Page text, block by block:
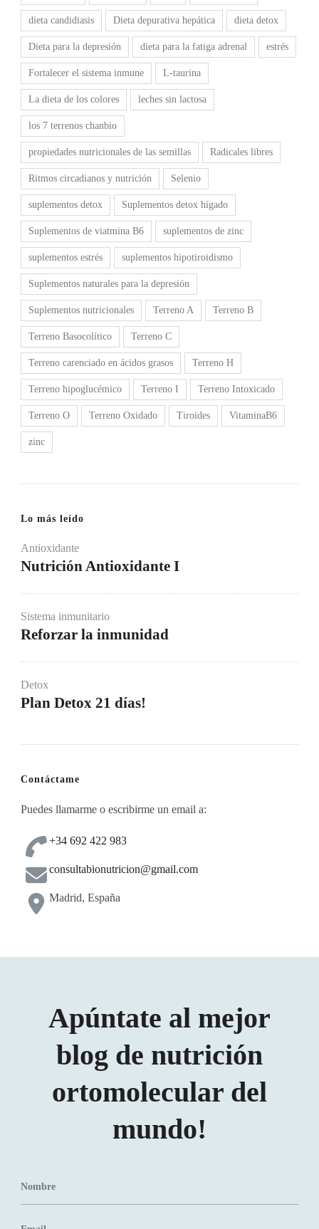
dieta candidiasis Dieta depurativa hepática dieta detox
Dieta para la depresión dieta para la fatiga adrenal estrés
Fortalecer el sistema inmune L-taurina
La dieta de los colores leches sin lactosa
los 7 terrenos chanbio
propiedades nutricionales de las semillas Radicales libres
Ritmos circadianos y nutrición Selenio
suplementos detox Suplementos detox hígado
Suplementos de viatmina B6 suplementos de zinc
suplementos estrés suplementos hipotiroidismo
Suplementos naturales para la depresión
Suplementos nutricionales Terreno A Terreno B
Terreno Basocolítico Terreno C
Terreno carenciado en ácidos grasos Terreno H
Terreno hipoglucémico Terreno I Terreno Intoxicado
Terreno O Terreno Oxidado Tiroides VitaminaB6
zinc
Lo más leído
Antioxidante
Nutrición Antioxidante I
Sistema inmunitario
Reforzar la inmunidad
Detox
Plan Detox 21 días!
Contáctame
Puedes llamarme o escribirme un email a:
+34 692 422 983
consultabionutricion@gmail.com
Madrid, España
Apúntate al mejor
blog de nutrición
ortomolecular del
mundo!